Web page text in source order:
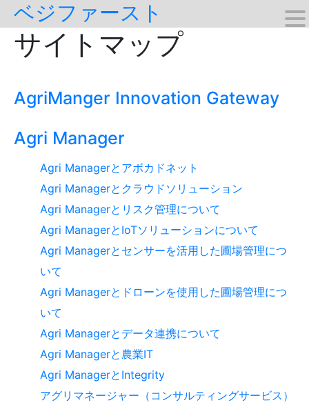
Skip
to
content
ベジファースト
サイトマップ
AgriManger Innovation Gateway
Agri Manager
Agri Managerとアボカドネット
Agri Managerとクラウドソリューション
Agri Managerとリスク管理について
Agri ManagerとIoTソリューションについて
Agri Managerとセンサーを活用した圃場管理につ
いて
Agri Managerとドローンを使用した圃場管理につ
いて
Agri Managerとデータ連携について
Agri Managerと農業IT
Agri ManagerとIntegrity
アグリマネージャー（コンサルティングサービス）